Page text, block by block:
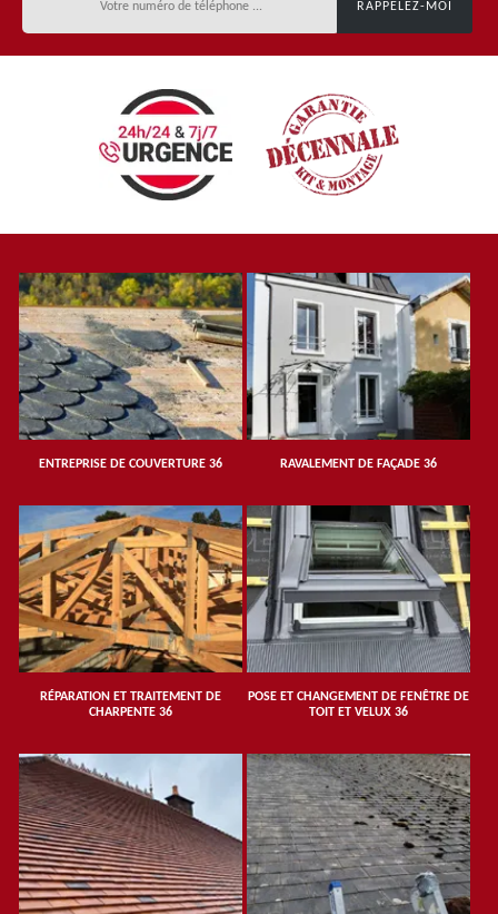
ENTREPRISE DE COUVERTURE 36 RAVALEMENT DE FAÇADE 36
RÉPARATION ET TRAITEMENT DE
CHARPENTE 36
POSE ET CHANGEMENT DE FENÊTRE DE
TOIT ET VELUX 36